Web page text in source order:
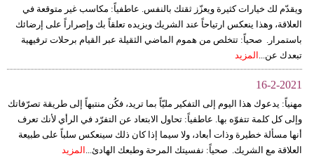
ويقدّم لك خيارات كثيرة ويعزّز ثقتك بالنفس. عاطفياً: مكاسب غير متوقعة في
العلاقة، وهذا ينعكس ارتياحاً عند الشريك ويزيده تعلقاً بك وإصراراً على إرضائك
باستمرار. صحياً: تتخلص من هموم الماضي الثقيلة عبر القيام برحلات ترفيهية
تبعدك عن... المزيد
16-2-2021
مهنياً: يدعوك هذا اليوم إلى التفكير مليّاً بما تريد، فكُن منتبهاً إلى طريقة تصرّفاتك
وإلى كل كلمة تتفوّه بها. عاطفياً: تحاول الابتعاد عن التفرّد في الرأي لأنك تعرف
أنها مسألة خطيرة وذات أبعاد، ولا سيما إذا كان ذلك سينعكس سلباً على طبيعة
العلاقة مع الشريك. صحياً: نفسيتك المرحة وطبعك الهادئ... المزيد